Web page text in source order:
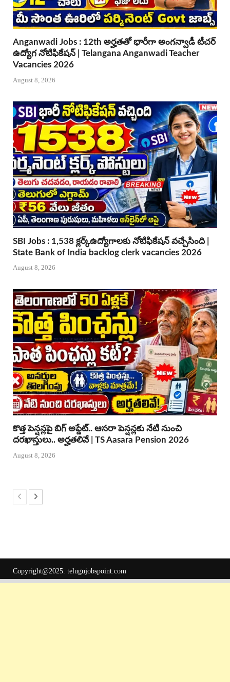
Anganwadi Jobs : 12th అర్హతతో భారీగా అంగన్వాడీ టీచర్
ఉద్యోగ నోటిఫికేషన్ | Telangana Anganwadi Teacher
Vacancies 2026
August 8, 2026
SBI Jobs : 1,538 క్లర్క్ఉద్యోగాలకు నోటిఫికేషన్ వచ్చేసింది |
State Bank of India backlog clerk vacancies 2026
August 8, 2026
కొత్త పెన్షన్లపై బిగ్ అప్డేట్.. ఆసరా పెన్షన్లకు నేటి నుంచి
దరఖాస్తులు.. అర్హతలివే | TS Aasara Pension 2026
August 8, 2026
Copyright@2025. telugujobspoint.com